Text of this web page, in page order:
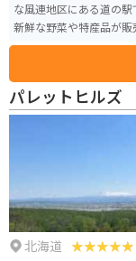
な風連地区にある道の駅です。 地元産の米を使ったお餅はも
新鮮な野菜や特産品が販
用のソフトクリームで
しか味わえないソフトクリームです。 バイクで
車場があるので安心で
れているので、ツーリングの休憩
園風景が広がっており、
駅から少し足を伸ばせ
パレットヒルズ
北海道